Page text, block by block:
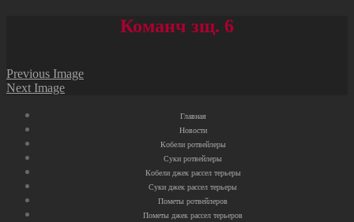
Команч зщ. 6
Previous Image
Next Image
Главная
Новости
Кобели ротвейлеры
Суки ротвейлеры
Кобели джек рассел терьеры
Суки джек рассел терьеры
Пометы ротвейлеров
Пометы джек рассел терьеров